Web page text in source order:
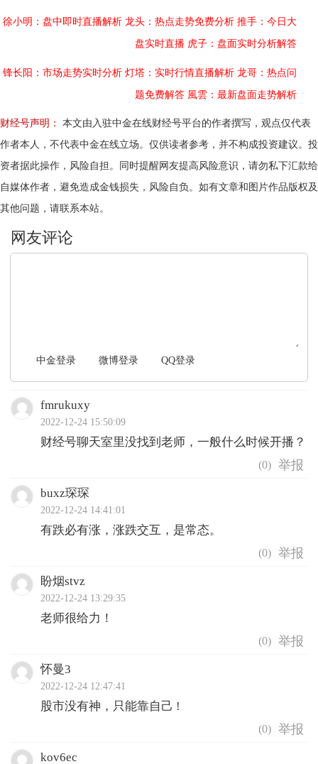
徐小明：盘中即时直播解析 龙头：热点走势免费分析 推手：今日大
盘实时直播 虎子：盘面实时分析解答
锋长阳：市场走势实时分析 灯塔：实时行情直播解析 龙哥：热点问
题免费解答 風雲：最新盘面走势解析
财经号声明：
本文由入驻中金在线财经号平台的作者撰写，观点仅代表
作者本人，不代表中金在线立场。仅供读者参考，并不构成投资建议。投
资者据此操作，风险自担。同时提醒网友提高风险意识，请勿私下汇款给
自媒体作者，避免造成金钱损失，风险自负。如有文章和图片作品版权及
其他问题，请联系本站。
中金登录 微博登录 QQ登录
fmrukuxy
2022-12-24 15:50:09
财经号聊天室里没找到老师，一般什么时候开播？
(0)
buxz琛琛
2022-12-24 14:41:01
有跌必有涨，涨跌交互，是常态。
(0)
盼烟stvz
2022-12-24 13:29:35
老师很给力！
(0)
怀曼3
2022-12-24 12:47:41
股市没有神，只能靠自己 !
(0)
kov6ec